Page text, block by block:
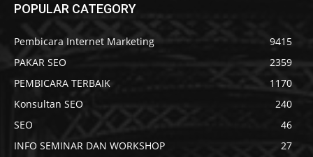
POPULAR CATEGORY
Pembicara Internet Marketing
9415
PAKAR SEO
2359
PEMBICARA TERBAIK
1170
Konsultan SEO
240
SEO
46
INFO SEMINAR DAN WORKSHOP
27